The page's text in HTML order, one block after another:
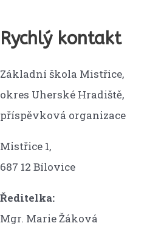
Rychlý kontakt
Základní škola Mistřice,
okres Uherské Hradiště,
příspěvková organizace
Mistřice 1,
687 12 Bílovice
Ředitelka:
Mgr. Marie Žáková